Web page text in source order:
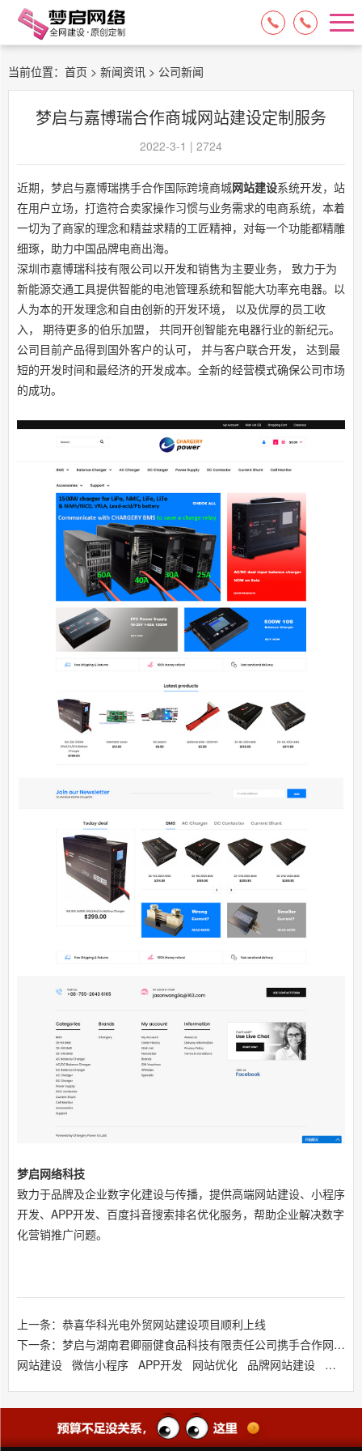
15084717329
当前位置： 首页 > 新闻资讯 > 公司新闻
梦启与嘉博瑞合作商城网站建设定制服务
2022-3-1 | 2724
近期，梦启与嘉博瑞携手合作国际跨境商城网站建设系统开发，站
在用户立场，打造符合卖家操作习惯与业务需求的电商系统，本着
一切为了商家的理念和精益求精的工匠精神，对每一个功能都精雕
细琢，助力中国品牌电商出海。
深圳市嘉博瑞科技有限公司以开发和销售为主要业务， 致力于为
新能源交通工具提供智能的电池管理系统和智能大功率充电器。以
人为本的开发理念和自由创新的开发环境， 以及优厚的员工收
入， 期待更多的伯乐加盟， 共同开创智能充电器行业的新纪元。
公司目前产品得到国外客户的认可， 并与客户联合开发， 达到最
短的开发时间和最经济的开发成本。全新的经营模式确保公司市场
的成功。
梦启网络科技
致力于品牌及企业数字化建设与传播，提供高端网站建设、小程序
开发、APP开发、百度抖音搜索排名优化服务，帮助企业解决数字
化营销推广问题。
上一条：恭喜华科光电外贸网站建设项目顺利上线
下一条：梦启与湖南君卿丽健食品科技有限责任公司携手合作网站建设定制服务
网站建设 微信小程序 APP开发 网站优化 品牌网站建设 响应